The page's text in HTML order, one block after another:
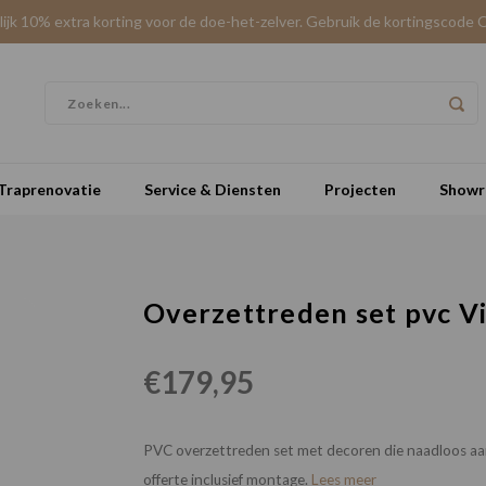
10% extra korting voor de doe-het-zelver. Gebruik de kortingscode
Service & Diensten Projecten
Overzettreden set pvc
€179,95
PVC overzettreden set met decoren die naadloos
offerte inclusief montage. Lees meer